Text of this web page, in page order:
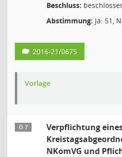
Beschluss:
Abstimmung: Ja: 51,
2016-21/0675
Vorlage
Ö 7
Verpflichtung
NKomVG und